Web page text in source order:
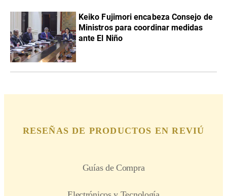
Keiko Fujimori encabeza Consejo de
Ministros para coordinar medidas
ante El Niño